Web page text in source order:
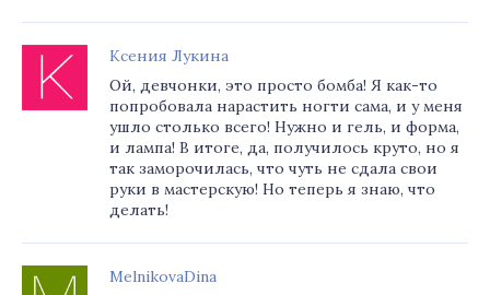
Ксения Лукина
Ой, девчонки, это просто бомба! Я как-то
попробовала нарастить ногти сама, и у меня
ушло столько всего! Нужно и гель, и форма,
и лампа! В итоге, да, получилось круто, но я
так заморочилась, что чуть не сдала свои
руки в мастерскую! Но теперь я знаю, что
делать!
MelnikovaDina